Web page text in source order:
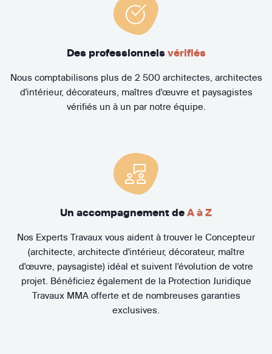
Des professionnels vérifiés
Nous comptabilisons plus de 2 500 architectes, architectes
d'intérieur, décorateurs, maîtres d'œuvre et paysagistes
vérifiés un à un par notre équipe.
Un accompagnement de A à Z
Nos Experts Travaux vous aident à trouver le Concepteur
(architecte, architecte d'intérieur, décorateur, maître
d'œuvre, paysagiste) idéal et suivent l'évolution de votre
projet. Bénéficiez également de la Protection Juridique
Travaux MMA offerte et de nombreuses garanties
exclusives.